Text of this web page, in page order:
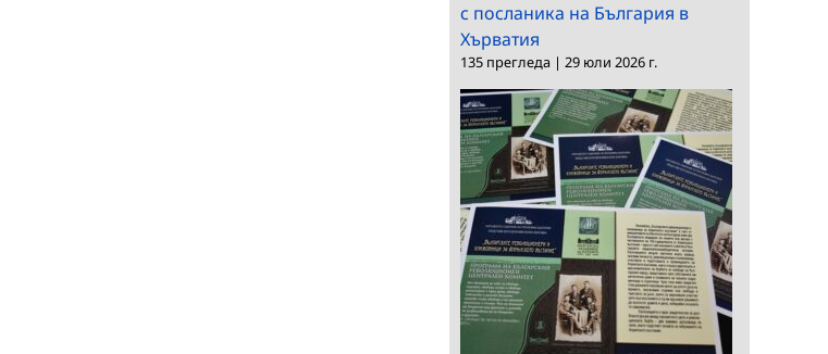
с посланика на България в
Хърватия
135 прегледа | 29 юли 2026 г.